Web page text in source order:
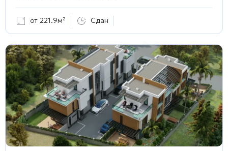
от 221.9м² Сдан